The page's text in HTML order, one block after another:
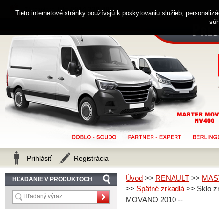
Úvod >> RENAULT >>
>> Spätné zrkadlá >> Sklo
MOVANO 2010 --
HĽADANIE V PRODUKTOCH
Zákaznícka linka 0914 238 482
Prihlásiť Registrácia
Tieto internetové stránky používajú k poskytovaniu služieb,